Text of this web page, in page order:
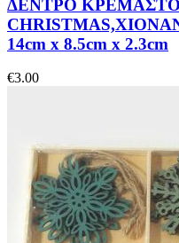
ΔΕΝΤΡΟ
14cm x 8.5cm x 2.3cm
€3.00